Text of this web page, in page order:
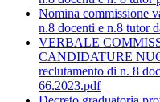
Nomina commissione
n.8 docenti e n.8 tutor
VERBALE
CANDIDATURE
reclutamento di n. 8
66.2023.pdf